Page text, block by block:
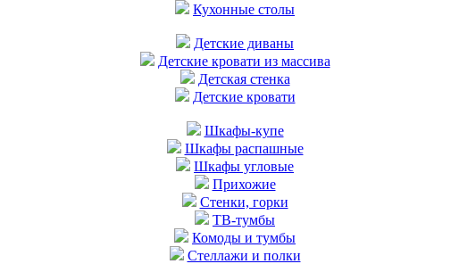
Кухонные столы
Детские диваны
Детские кровати из массива
Детская стенка
Детские кровати
Шкафы-купе
Шкафы распашные
Шкафы угловые
Прихожие
Стенки, горки
ТВ-тумбы
Комоды и тумбы
Стеллажи и полки